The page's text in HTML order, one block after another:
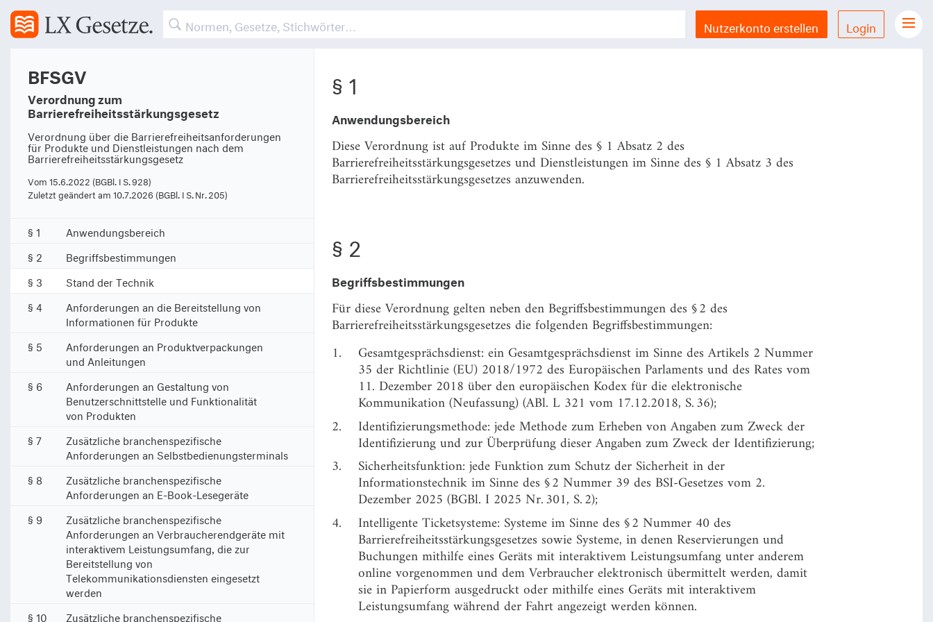
Nutzerkonto erstellen Login
Gesetze Übersicht
Feedback & Support
BFSGV
Verordnung zum
Barrierefreiheitsstärkungsgesetz
Verordnung über die Barrierefreiheitsanforderungen
für Produkte und Dienstleistungen nach dem
Barrierefreiheitsstärkungsgesetz
Vom 15.6.2022 (BGBl. I S. 928)
Zuletzt geändert am 10.7.2026 (BGBl. I S. Nr. 205)
§ 1
Anwendungsbereich
§ 2
Begriffsbestimmungen
§ 3
Stand der Technik
§ 4
Anforderungen an die Bereitstellung von
Informationen für Produkte
§ 5
Anforderungen an Produktverpackungen
und Anleitungen
§ 6
Anforderungen an Gestaltung von
Benutzerschnittstelle und Funktionalität
von Produkten
§ 7
Zusätzliche branchenspezifische
Anforderungen an Selbstbedienungsterminals
§ 8
Zusätzliche branchenspezifische
Anforderungen an E-Book-Lesegeräte
§ 9
Zusätzliche branchenspezifische
Anforderungen an Verbraucherendgeräte mit
interaktivem Leistungsumfang, die zur
Bereitstellung von
Telekommunikationsdiensten eingesetzt
werden
§ 10
Zusätzliche branchenspezifische
§ 1
Anwendungsbereich
Diese Verordnung ist auf Produkte im Sinne des § 1 Absatz 2 des
Barrierefreiheitsstärkungsgesetzes und Dienstleistungen im Sinne des § 1 Absatz 3 des
Barrierefreiheitsstärkungsgesetzes anzuwenden.
§ 2
Begriffsbestimmungen
Für diese Verordnung gelten neben den Begriffsbestimmungen des § 2 des
Barrierefreiheitsstärkungsgesetzes die folgenden Begriffsbestimmungen:
1.
Gesamtgesprächsdienst: ein Gesamtgesprächsdienst im Sinne des Artikels 2 Nummer
35 der Richtlinie (EU) 2018/1972 des Europäischen Parlaments und des Rates vom
11. Dezember 2018 über den europäischen Kodex für die elektronische
Kommunikation (Neufassung) (ABl. L 321 vom 17.12.2018, S. 36);
2.
Identifizierungsmethode: jede Methode zum Erheben von Angaben zum Zweck der
Identifizierung und zur Überprüfung dieser Angaben zum Zweck der Identifizierung;
3.
Sicherheitsfunktion: jede Funktion zum Schutz der Sicherheit in der
Informationstechnik im Sinne des § 2 Nummer 39 des BSI-Gesetzes vom 2.
Dezember 2025 (BGBl. I 2025 Nr. 301, S. 2);
4.
Intelligente Ticketsysteme: Systeme im Sinne des § 2 Nummer 40 des
Barrierefreiheitsstärkungsgesetzes sowie Systeme, in denen Reservierungen und
Buchungen mithilfe eines Geräts mit interaktivem Leistungsumfang unter anderem
online vorgenommen und dem Verbraucher elektronisch übermittelt werden, damit
sie in Papierform ausgedruckt oder mithilfe eines Geräts mit interaktivem
Leistungsumfang während der Fahrt angezeigt werden können.